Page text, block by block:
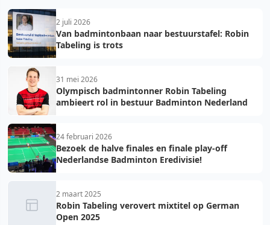
2 juli 2026
Van badmintonbaan naar bestuurstafel: Robin
Tabeling is trots
31 mei 2026
Olympisch badmintonner Robin Tabeling
ambieert rol in bestuur Badminton Nederland
24 februari 2026
Bezoek de halve finales en finale play-off
Nederlandse Badminton Eredivisie!
2 maart 2025
Robin Tabeling verovert mixtitel op German
Open 2025